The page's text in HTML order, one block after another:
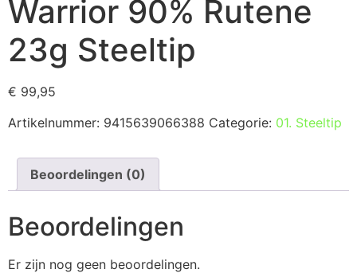
Warrior 90% Rutene
23g Steeltip
€ 99,95
Artikelnummer: 9415639066388 Categorie: 01. Steeltip
Beoordelingen (0)
Beoordelingen
Er zijn nog geen beoordelingen.